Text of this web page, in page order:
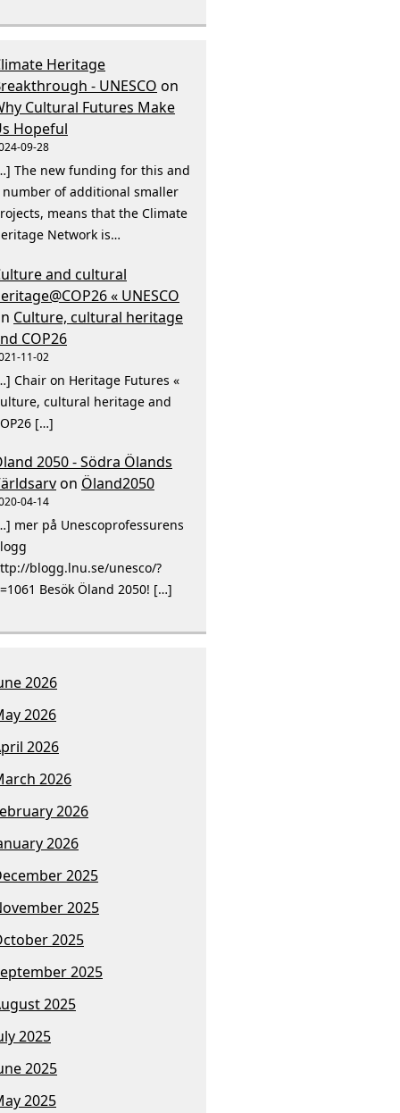
Heritage
- UNESCO on
Cultural Futures Make
Hopeful
09-28
The new funding for this and
number of additional smaller
means that the Climate
Network is…
and cultural
« UNESCO
Culture, cultural heritage
COP26
11-02
Chair on Heritage Futures «
cultural heritage and
[…]
2050 - Södra Ölands
on Öland2050
04-14
mer på Unescoprofessurens
blogg.lnu.se/unesco/?
Besök Öland 2050! […]
2026
2026
2026
2026
2026
2026
2025
2025
2025
2025
2025
2025
2025
2025